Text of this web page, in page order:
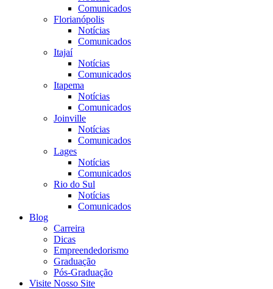
Comunicados
Florianópolis
Notícias
Comunicados
Itajaí
Notícias
Comunicados
Itapema
Notícias
Comunicados
Joinville
Notícias
Comunicados
Lages
Notícias
Comunicados
Rio do Sul
Notícias
Comunicados
Blog
Carreira
Dicas
Empreendedorismo
Graduação
Pós-Graduação
Visite Nosso Site